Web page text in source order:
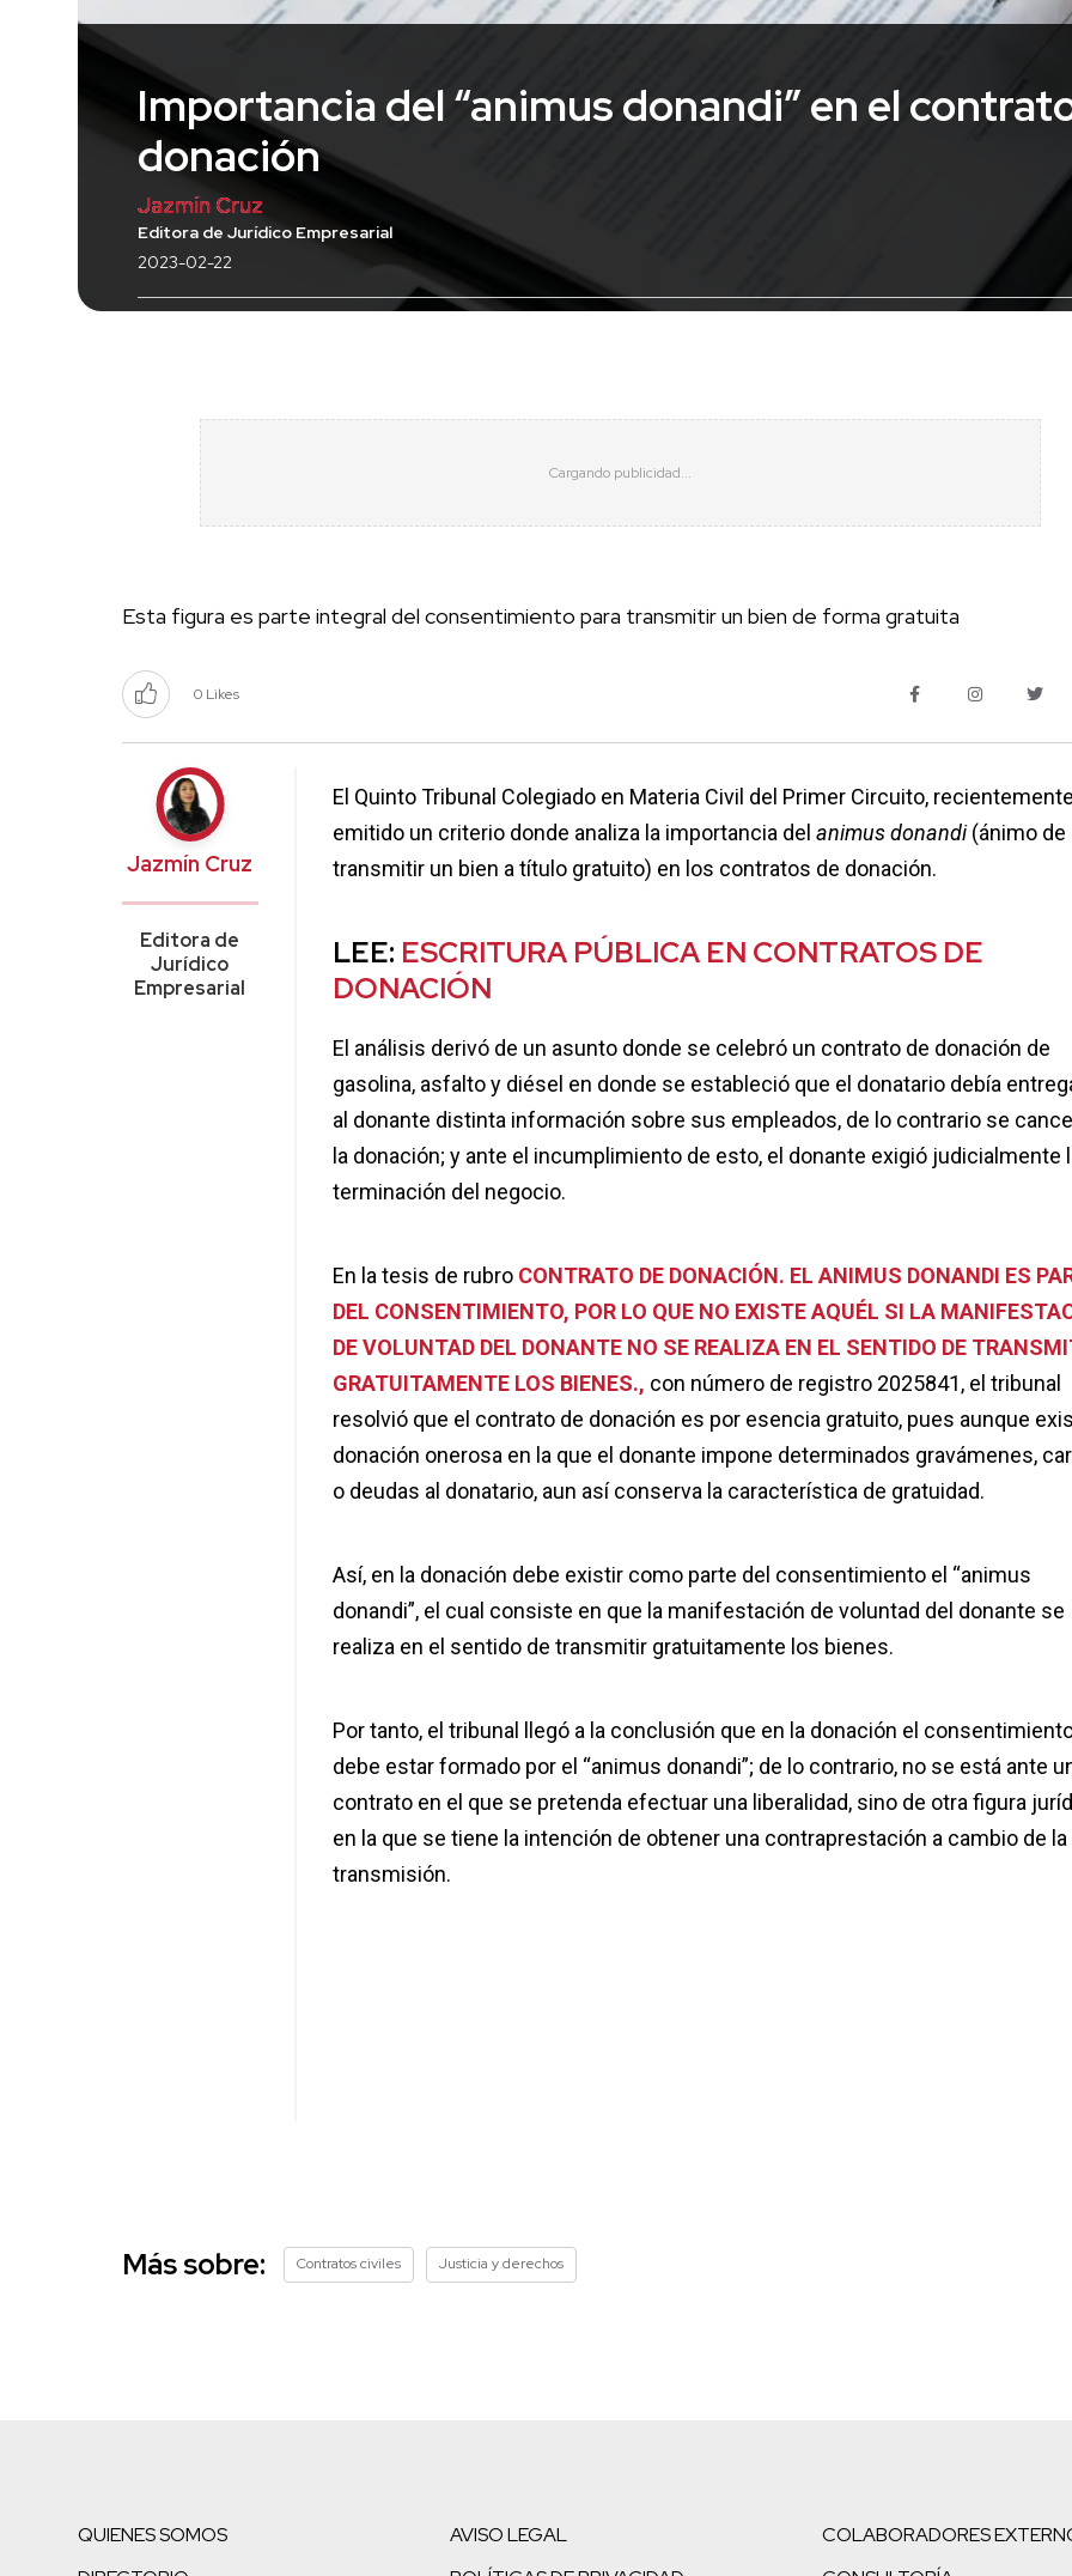
Importancia del “animus donandi” en el
donación
Jazmín Cruz
Editora de Jurídico Empresarial
2023-02-22
Esta figura es parte integral del consentimiento para transmitir un bien de forma gratuita
0 Likes
Jazmín Cruz
Editora de
Jurídico
Empresarial
El Quinto Tribunal Colegiado en Materia Civil del Primer Circuito,
emitido un criterio donde analiza la importancia del animus donandi(ánimo de
transmitir un bien a título gratuito) en los contratos de donación.
LEE: ESCRITURA PÚBLICA EN CONTRATOS DE
DONACIÓN
El análisis derivó de un asunto donde se celebró un contrato de donación de
gasolina, asfalto y diésel en donde se estableció que el donatario debía
al donante distinta información sobre sus empleados, de lo contrario se
la donación; y ante el incumplimiento de esto, el donante exigió judicialmente
terminación del negocio.
En la tesis de rubro CONTRATO DE DONACIÓN. EL ANIMUS DONANDI ES
DEL CONSENTIMIENTO, POR LO QUE NO EXISTE AQUÉL SI LA
DE VOLUNTAD DEL DONANTE NO SE REALIZA EN EL SENTIDO DE
GRATUITAMENTE LOS BIENES., con número de registro 2025841, el tribunal
resolvió que el contrato de donación es por esencia gratuito, pues aunque
donación onerosa en la que el donante impone determinados gravámenes,
o deudas al donatario, aun así conserva la característica de gratuidad.
Así, en la donación debe existir como parte del consentimiento el “animus
donandi”, el cual consiste en que la manifestación de voluntad del donante se
realiza en el sentido de transmitir gratuitamente los bienes.
Por tanto, el tribunal llegó a la conclusión que en la donación el
debe estar formado por el “animus donandi”; de lo contrario, no se está ante
contrato en el que se pretenda efectuar una liberalidad, sino de otra figura
en la que se tiene la intención de obtener una contraprestación a cambio de la
transmisión.
Más sobre: Contratos civiles Justicia y derechos
QUIENES SOMOS
AVISO LEGAL
COLABORADORES